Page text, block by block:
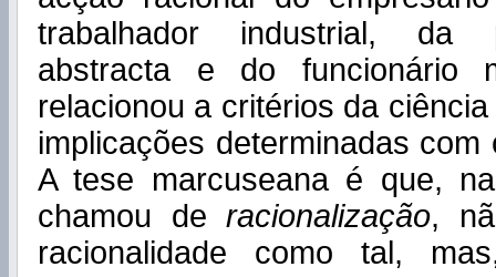
trabalhador industrial, da
abstracta e do funcionário
relacionou a critérios da
implicações determinadas com
A tese marcuseana é que,
chamou de racionalização,
racionalidade como tal,